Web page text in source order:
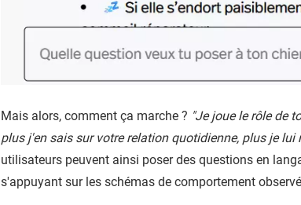
Mais alors, comment ça marche ? "Je joue le rôle de
plus j'en sais sur votre relation quotidienne, plus je lui
utilisateurs peuvent ainsi poser des questions en
s'appuyant sur les schémas de comportement